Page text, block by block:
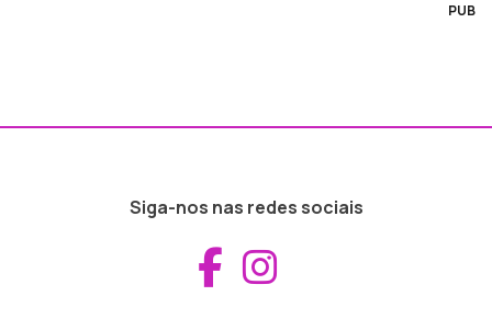
PUB
Siga-nos nas redes sociais
Aceder ao